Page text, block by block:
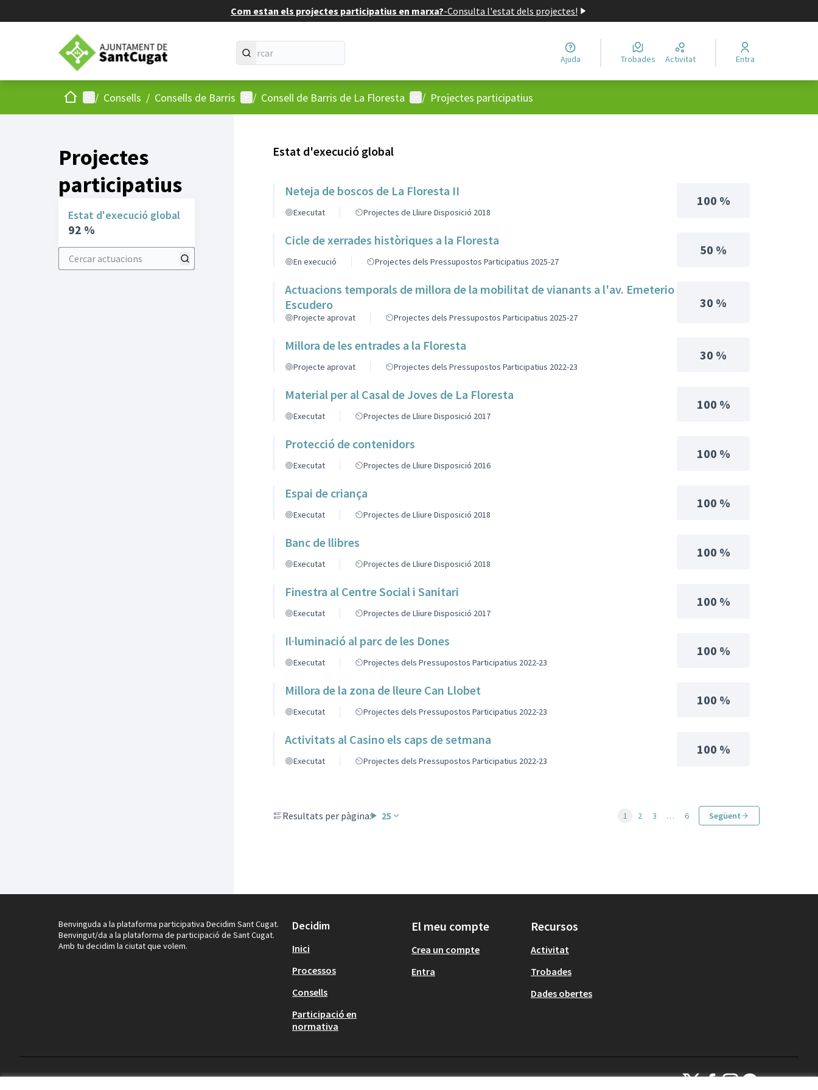
Com estan els projectes participatius en marxa?-Consulta l'estat dels projectes!
Ajuda Trobades Activitat Entra
Inici Menú principal
/ Consells / Consells de Barris Menú d'usuari
/ Consell de Barris de La Floresta Menú d'usuari
/ Projectes participatius
Projectes
participatius
Estat d'execució global
92 %
Cercar actuacions
Estat d'execució global
Neteja de boscos de La Floresta II
Executat Projectes de Lliure Disposició 2018
100 %
Cicle de xerrades històriques a la Floresta
En execució Projectes dels Pressupostos Participatius 2025-27
50 %
Actuacions temporals de millora de la mobilitat de vianants a l'av. Emeterio
Escudero
Projecte aprovat Projectes dels Pressupostos Participatius 2025-27
30 %
Millora de les entrades a la Floresta
Projecte aprovat Projectes dels Pressupostos Participatius 2022-23
30 %
Material per al Casal de Joves de La Floresta
Executat Projectes de Lliure Disposició 2017
100 %
Protecció de contenidors
Executat Projectes de Lliure Disposició 2016
100 %
Espai de criança
Executat Projectes de Lliure Disposició 2018
100 %
Banc de llibres
Executat Projectes de Lliure Disposició 2018
100 %
Finestra al Centre Social i Sanitari
Executat Projectes de Lliure Disposició 2017
100 %
Il·luminació al parc de les Dones
Executat Projectes dels Pressupostos Participatius 2022-23
100 %
Millora de la zona de lleure Can Llobet
Executat Projectes dels Pressupostos Participatius 2022-23
100 %
Activitats al Casino els caps de setmana
Executat Projectes dels Pressupostos Participatius 2022-23
100 %
Resultats per pàgina: 25 1 2 3 … 6 Següent
Benvinguda a la plataforma participativa Decidim Sant Cugat.
Benvingut/da a la plataforma de participació de Sant Cugat.
Amb tu decidim la ciutat que volem.
Decidim
Inici
Processos
Consells
Participació en
normativa
El meu compte
Crea un compte
Entra
Recursos
Activitat
Trobades
Dades obertes
Decidim Sant Cugat a X
Decidim Sant Cugat a Facebook
Decidim Sant Cugat a
Decidim Sant Cugat